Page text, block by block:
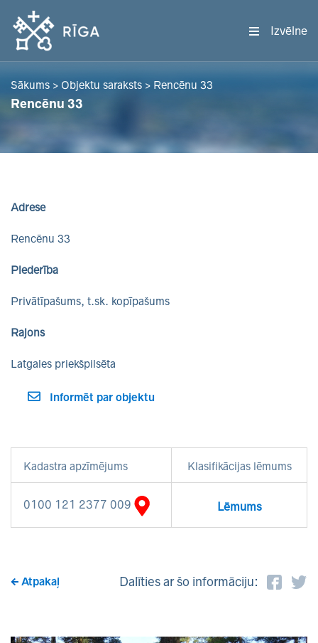
Izvēlne
Sākums > Objektu saraksts > Rencēnu 33
Rencēnu 33
Adrese
Rencēnu 33
Piederība
Privātīpašums, t.sk. kopīpašums
Rajons
Latgales priekšpilsēta
Informēt par objektu
Kadastra apzīmējums Klasifikācijas lēmums
0100 121 2377 009 Lēmums
Atpakaļ Dalīties ar šo informāciju: